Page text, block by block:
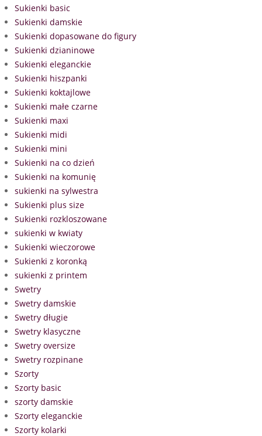
Sukienki basic
Sukienki damskie
Sukienki dopasowane do figury
Sukienki dzianinowe
Sukienki eleganckie
Sukienki hiszpanki
Sukienki koktajlowe
Sukienki małe czarne
Sukienki maxi
Sukienki midi
Sukienki mini
Sukienki na co dzień
Sukienki na komunię
sukienki na sylwestra
Sukienki plus size
Sukienki rozkloszowane
sukienki w kwiaty
Sukienki wieczorowe
Sukienki z koronką
sukienki z printem
Swetry
Swetry damskie
Swetry długie
Swetry klasyczne
Swetry oversize
Swetry rozpinane
Szorty
Szorty basic
szorty damskie
Szorty eleganckie
Szorty kolarki